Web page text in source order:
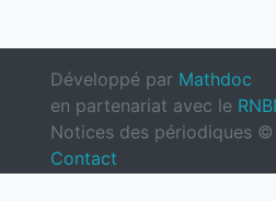
Développé par Mathdoc
en partenariat avec le
Notices des périodiques ©
Contact